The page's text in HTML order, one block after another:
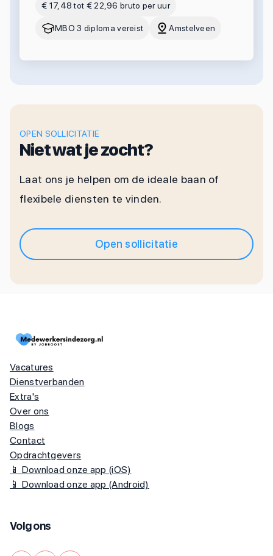
€ 17,48 tot € 22,96 bruto per uur
MBO 3 diploma vereist Amstelveen
OPEN SOLLICITATIE
Niet wat je zocht?
Laat ons je helpen om de ideale baan of
flexibele diensten te vinden.
Open sollicitatie
Vacatures
Dienstverbanden
Extra's
Over ons
Blogs
Contact
Opdrachtgevers
📱 Download onze app (iOS)
📱 Download onze app (Android)
Volg ons